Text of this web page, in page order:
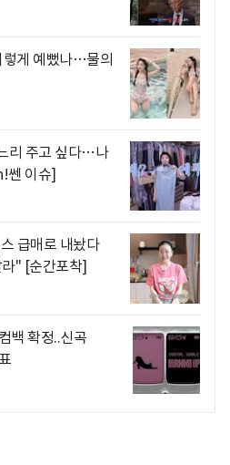
게 예뻤나…물의
리 주고 싶다…나
쎈 이슈]
급매로 내놨다
" [순간포착]
백 확정..신곡